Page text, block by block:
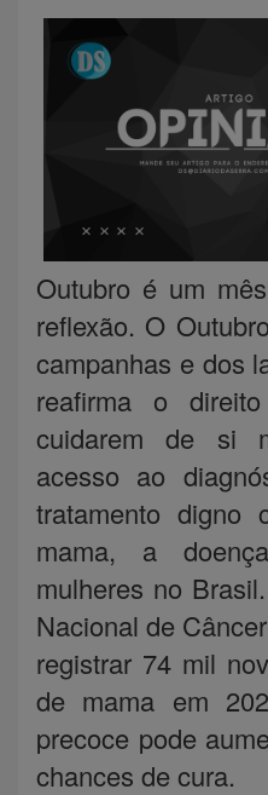
Outubro é um
reflexão. O
campanhas e dos
reafirma o
cuidarem de si
acesso ao
tratamento digno
mama, a
mulheres no
Nacional de
registrar 74 mil
de mama em
precoce pode
chances de cura.